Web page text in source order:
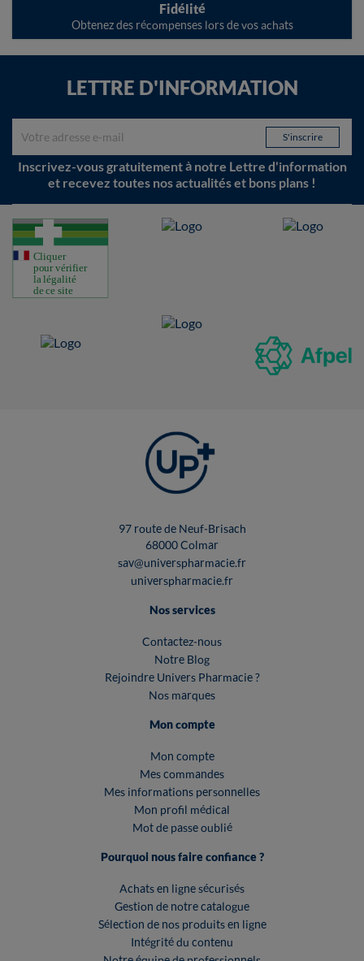
Fidélité
Obtenez des récompenses lors de vos achats
LETTRE D'INFORMATION
Inscrivez-vous gratuitement à notre Lettre d'information
et recevez toutes nos actualités et bons plans !
97 route de Neuf-Brisach
68000 Colmar
sav@universpharmacie.fr
universpharmacie.fr
Nos services
Contactez-nous
Notre Blog
Rejoindre Univers Pharmacie ?
Nos marques
Mon compte
Mon compte
Mes commandes
Mes informations personnelles
Mon profil médical
Mot de passe oublié
Pourquoi nous faire confiance ?
Achats en ligne sécurisés
Gestion de notre catalogue
Sélection de nos produits en ligne
Intégrité du contenu